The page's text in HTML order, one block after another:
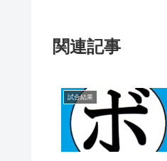
関連記事
試合結果